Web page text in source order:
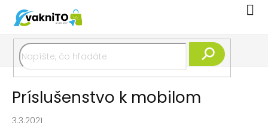
obsah
Príslušenstvo k mobilom
3.3.2021